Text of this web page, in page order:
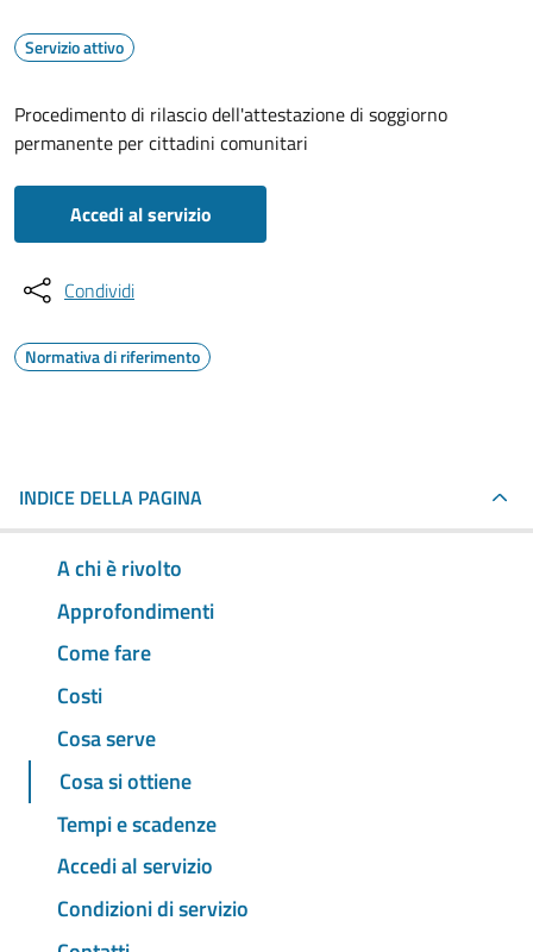
Servizio attivo
Procedimento di rilascio dell'attestazione di soggiorno
permanente per cittadini comunitari
Accedi al servizio
Condividi
Normativa di riferimento
INDICE DELLA PAGINA
A chi è rivolto
Approfondimenti
Come fare
Costi
Cosa serve
Cosa si ottiene
Tempi e scadenze
Accedi al servizio
Condizioni di servizio